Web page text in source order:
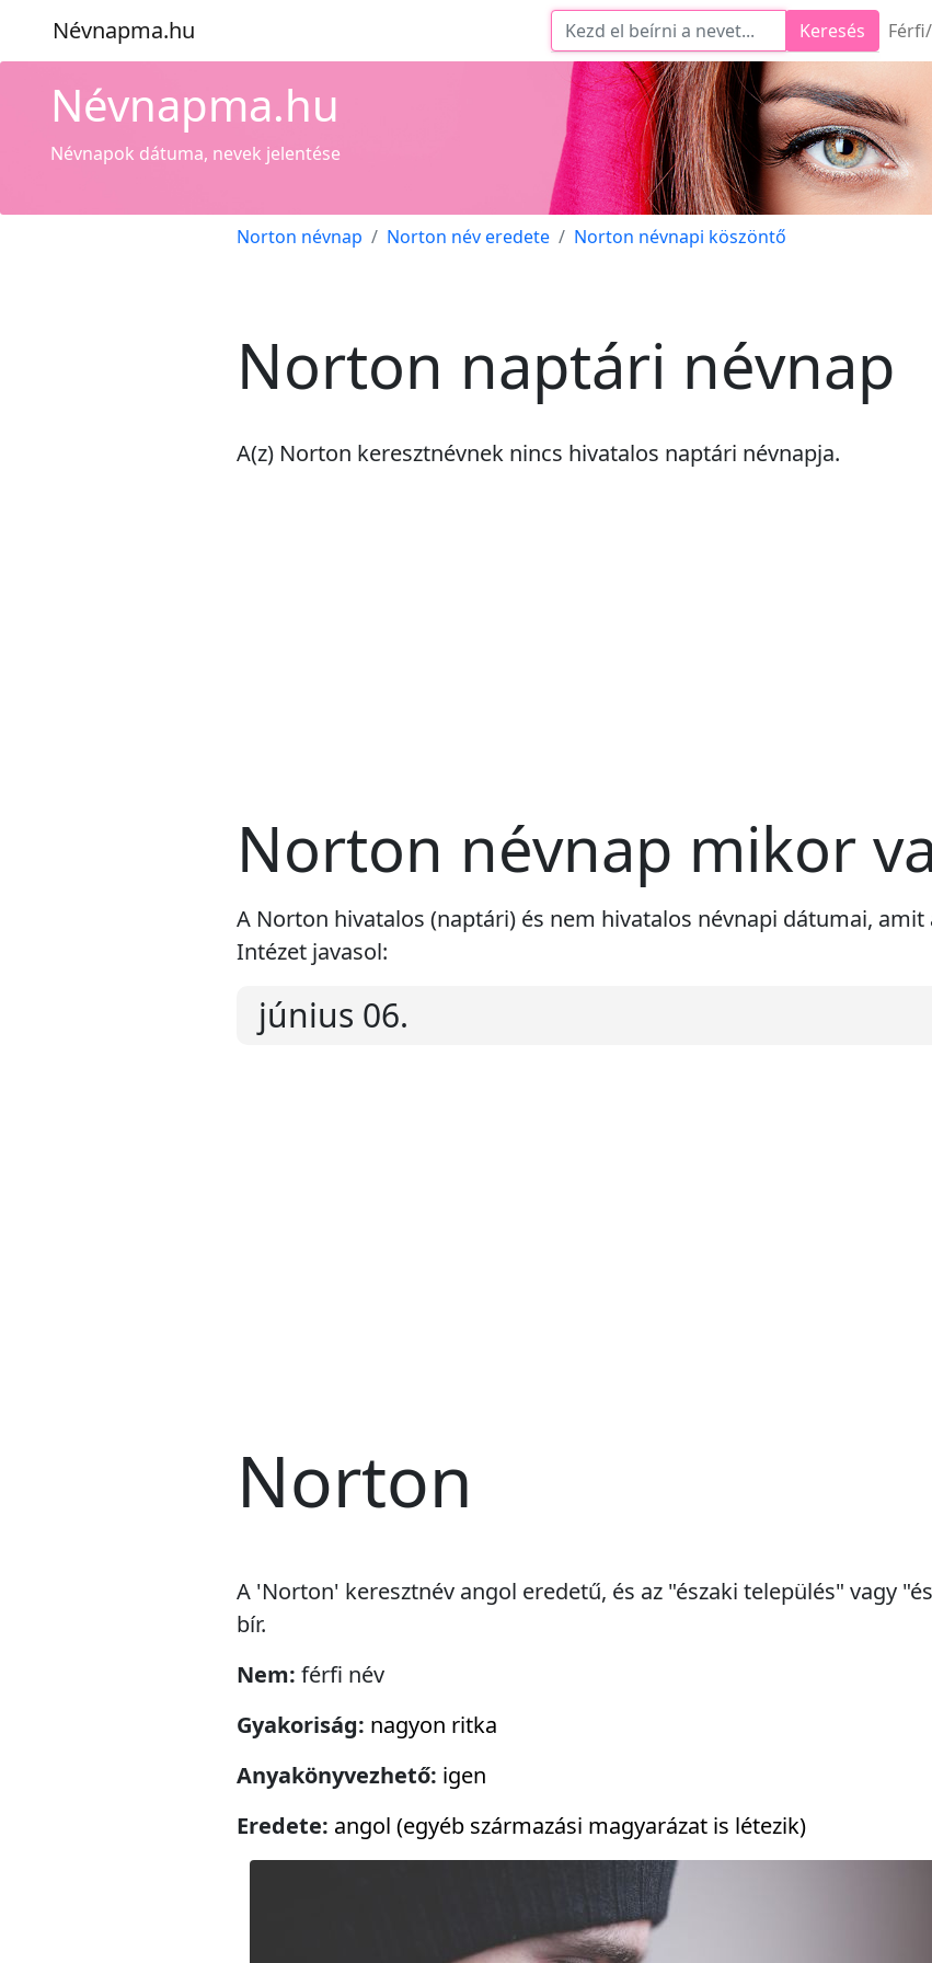
Névnapma.hu Keresés
Névnapma.hu
Névnapok dátuma, nevek jelentése
Norton névnap Norton név eredete Norton névnapi köszöntő
Norton naptári névnap
A(z) Norton keresztnévnek nincs hivatalos naptári névnapja.
Norton névnap mikor
A Norton hivatalos (naptári) és nem hivatalos névnapi dátumai,
Intézet javasol:
június 06.
Norton
A 'Norton' keresztnév angol eredetű, és az "északi település" vagy
bír.
Nem: férfi név
Gyakoriság: nagyon ritka
Anyakönyvezhető: igen
Eredete: angol (egyéb származási magyarázat is létezik)